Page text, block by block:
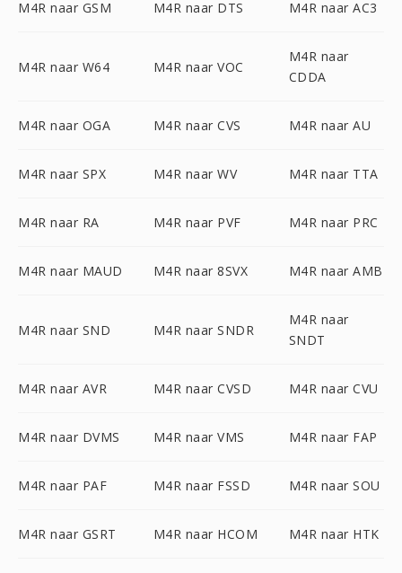
M4R naar GSM M4R naar DTS M4R naar AC3
M4R naar W64 M4R naar VOC
M4R naar
CDDA
M4R naar OGA M4R naar CVS M4R naar AU
M4R naar SPX M4R naar WV M4R naar TTA
M4R naar RA M4R naar PVF M4R naar PRC
M4R naar MAUD M4R naar 8SVX M4R naar AMB
M4R naar SND M4R naar SNDR
M4R naar
SNDT
M4R naar AVR M4R naar CVSD M4R naar CVU
M4R naar DVMS M4R naar VMS M4R naar FAP
M4R naar PAF M4R naar FSSD M4R naar SOU
M4R naar GSRT M4R naar HCOM M4R naar HTK